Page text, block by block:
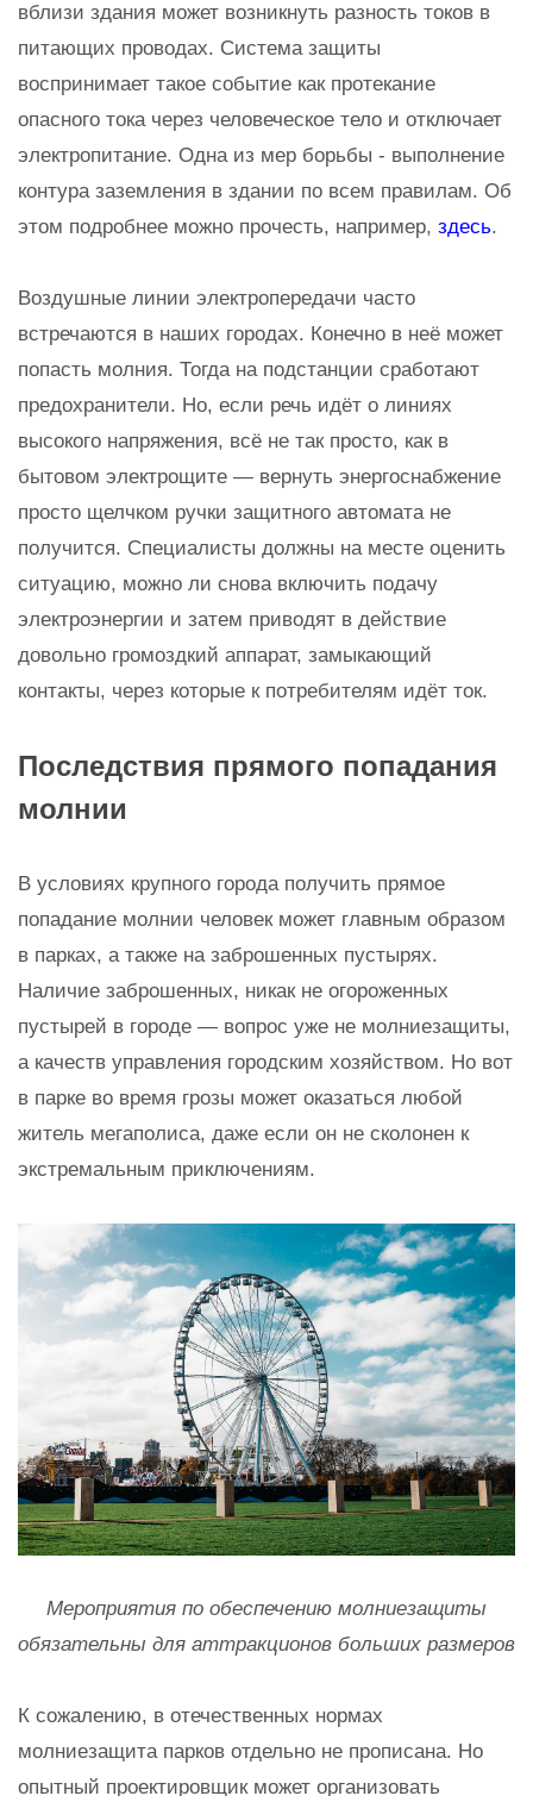
вблизи здания может возникнуть разность токов в
питающих проводах. Система защиты
воспринимает такое событие как протекание
опасного тока через человеческое тело и отключает
электропитание. Одна из мер борьбы - выполнение
контура заземления в здании по всем правилам. Об
этом подробнее можно прочесть, например, здесь.
Воздушные линии электропередачи часто
встречаются в наших городах. Конечно в неё может
попасть молния. Тогда на подстанции сработают
предохранители. Но, если речь идёт о линиях
высокого напряжения, всё не так просто, как в
бытовом электрощите — вернуть энергоснабжение
просто щелчком ручки защитного автомата не
получится. Специалисты должны на месте оценить
ситуацию, можно ли снова включить подачу
электроэнергии и затем приводят в действие
довольно громоздкий аппарат, замыкающий
контакты, через которые к потребителям идёт ток.
Последствия прямого попадания
молнии
В условиях крупного города получить прямое
попадание молнии человек может главным образом
в парках, а также на заброшенных пустырях.
Наличие заброшенных, никак не огороженных
пустырей в городе — вопрос уже не молниезащиты,
а качеств управления городским хозяйством. Но вот
в парке во время грозы может оказаться любой
житель мегаполиса, даже если он не сколонен к
экстремальным приключениям.
Мероприятия по обеспечению молниезащиты
обязательны для аттракционов больших размеров
К сожалению, в отечественных нормах
молниезащита парков отдельно не прописана. Но
опытный проектировщик может организовать